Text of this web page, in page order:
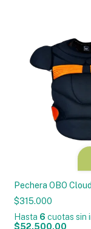
Pechera OBO Cloud
$315.000
Hasta 6 cuotas sin
$52.500,00